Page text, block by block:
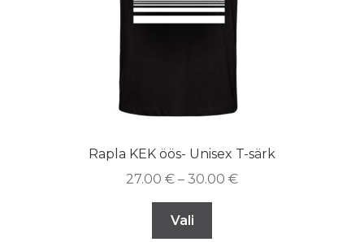
Rapla KEK öös- Unisex T-särk
27.00 € – 30.00 €
Vali